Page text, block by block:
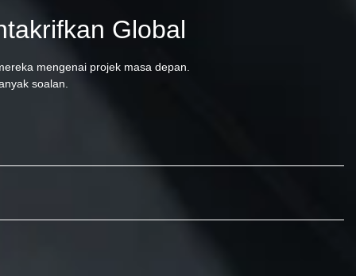
Global
mengenai projek masa depan.
soalan.